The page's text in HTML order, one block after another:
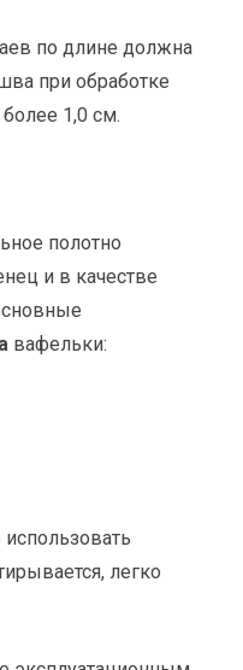
по длине должна
при обработке
1,0 см.
полотно
и в качестве
вафельки:
легко